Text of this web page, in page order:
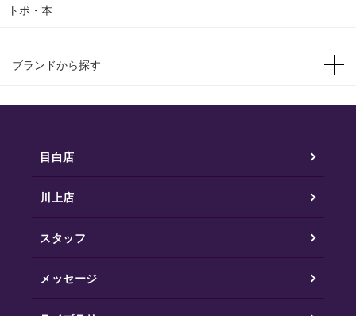
トポ・本
ブランドから探す
目白店
川上店
スタッフ
メッセージ